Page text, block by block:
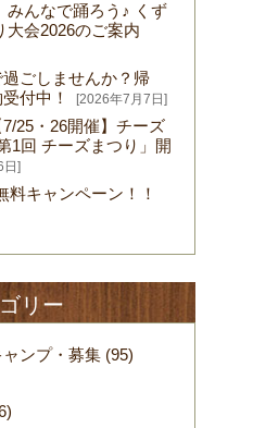
みんなで踊ろう♪ くず
大会2026のご案内
ごしませんか？帰
付中！
[2026年7月7日]
7/25・26開催】チーズ
1回 チーズまつり」開
日]
料キャンペーン！！
リー
ンプ・募集(95)